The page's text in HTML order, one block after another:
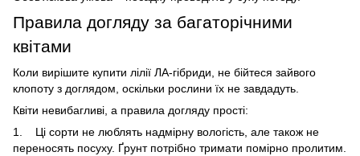
Правила догляду за багаторічними
квітами
Коли вирішите купити лілії ЛА-гібриди, не бійтеся зайвого
клопоту з доглядом, оскільки рослини їх не завдадуть.
Квіти невибагливі, а правила догляду прості:
1.
Ці сорти не люблять надмірну вологість, але також не
переносять посуху. Ґрунт потрібно тримати помірно пролитим.